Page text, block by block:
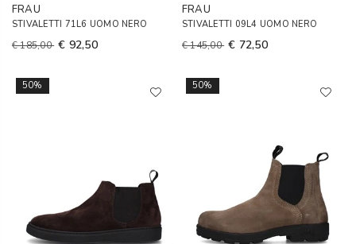
FRAU
STIVALETTI 71L6 UOMO NERO
€ 185,00 € 92,50
FRAU
STIVALETTI 09L4 UOMO NERO
€ 145,00 € 72,50
50% 50%